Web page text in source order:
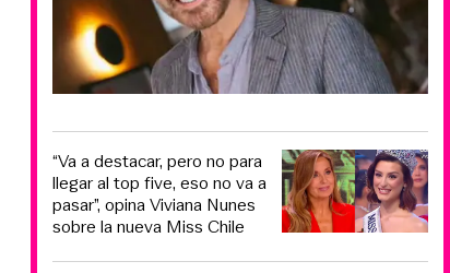
“Va a destacar, pero no para
llegar al top five, eso no va a
pasar”, opina Viviana Nunes
sobre la nueva Miss Chile